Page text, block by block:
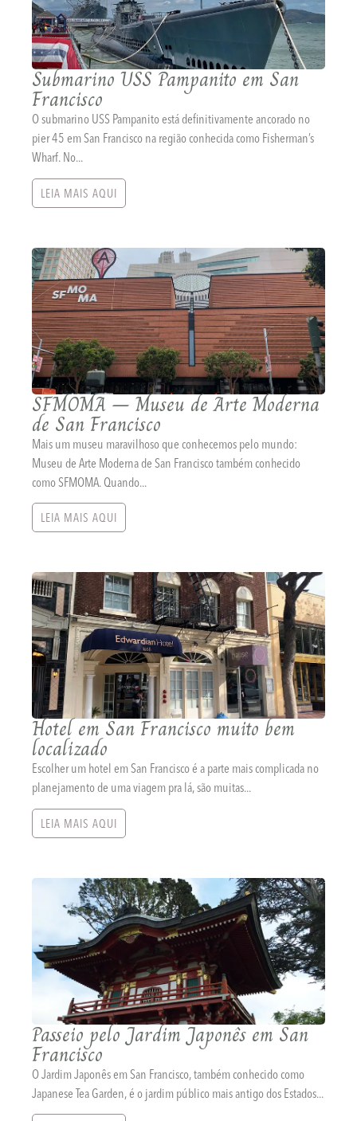
Submarino USS Pampanito em San
Francisco
O submarino USS Pampanito está definitivamente ancorado no
pier 45 em San Francisco na região conhecida como Fisherman’s
Wharf. No...
LEIA MAIS AQUI
SFMOMA – Museu de Arte Moderna
de San Francisco
Mais um museu maravilhoso que conhecemos pelo mundo:
Museu de Arte Moderna de San Francisco também conhecido
como SFMOMA. Quando...
LEIA MAIS AQUI
Hotel em San Francisco muito bem
localizado
Escolher um hotel em San Francisco é a parte mais complicada no
planejamento de uma viagem pra lá, são muitas...
LEIA MAIS AQUI
Passeio pelo Jardim Japonês em San
Francisco
O Jardim Japonês em San Francisco, também conhecido como
Japanese Tea Garden, é o jardim público mais antigo dos Estados...